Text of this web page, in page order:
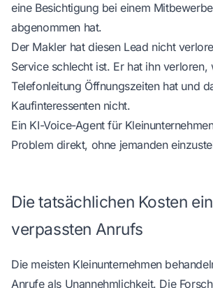
eine Besichtigung bei einem
abgenommen hat.
Der Makler hat diesen Lead nicht
Service schlecht ist. Er hat ihn verloren,
Telefonleitung Öffnungszeiten hat und
Kaufinteressenten nicht.
Ein KI-Voice-Agent für
Problem direkt, ohne jemanden
Die tatsächlichen Kosten
verpassten Anrufs
Die meisten Kleinunternehmen
Anrufe als Unannehmlichkeit. Die